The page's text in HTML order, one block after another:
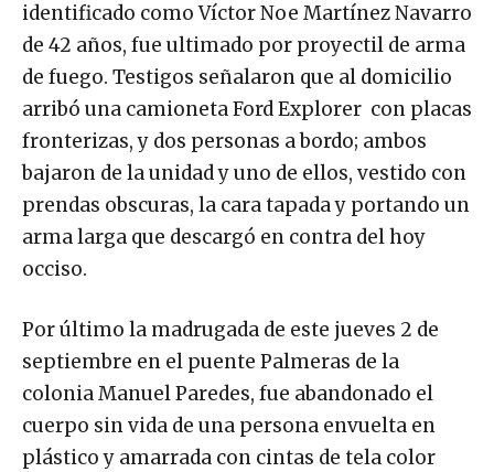
identificado como Víctor Noe Martínez Navarro
de 42 años, fue ultimado por proyectil de arma
de fuego. Testigos señalaron que al domicilio
arribó una camioneta Ford Explorer con placas
fronterizas, y dos personas a bordo; ambos
bajaron de la unidad y uno de ellos, vestido con
prendas obscuras, la cara tapada y portando un
arma larga que descargó en contra del hoy
occiso.
Por último la madrugada de este jueves 2 de
septiembre en el puente Palmeras de la
colonia Manuel Paredes, fue abandonado el
cuerpo sin vida de una persona envuelta en
plástico y amarrada con cintas de tela color